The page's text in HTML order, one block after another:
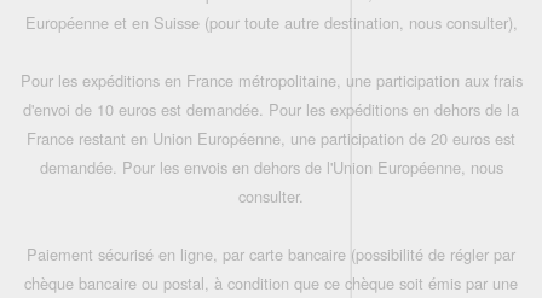
Européenne et en Suisse (pour toute autre destination, nous consulter),
Pour les expéditions en France métropolitaine, une participation aux frais
d'envoi de 10 euros est demandée. Pour les expéditions en dehors de la
France restant en Union Européenne, une participation de 20 euros est
demandée. Pour les envois en dehors de l'Union Européenne, nous
consulter.
Paiement sécurisé en ligne, par carte bancaire (possibilité de régler par
chèque bancaire ou postal, à condition que ce chèque soit émis par une